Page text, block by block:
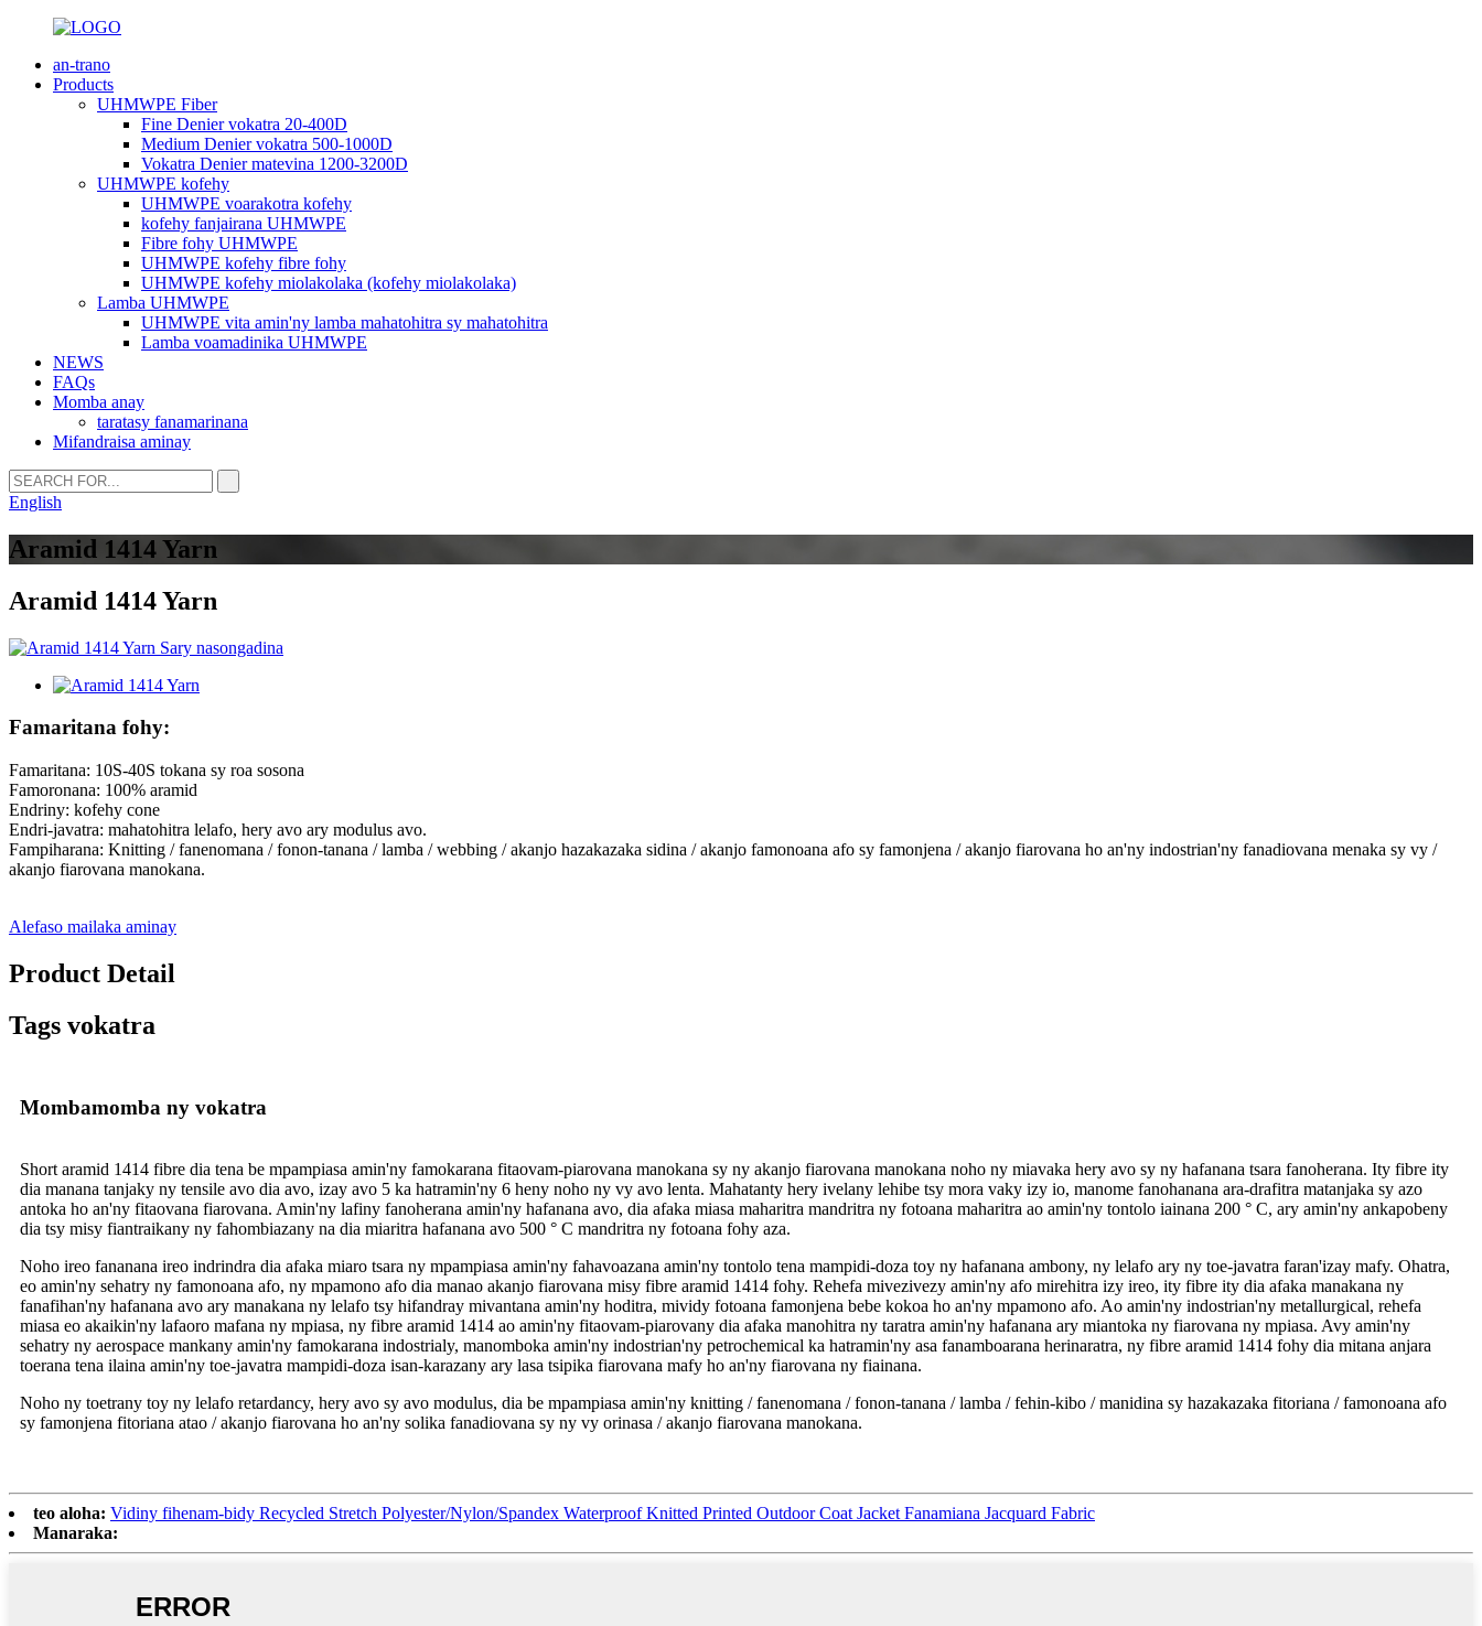
an-trano
Products
UHMWPE Fiber
Fine Denier vokatra 20-400D
Medium Denier vokatra 500-1000D
Vokatra Denier matevina 1200-3200D
UHMWPE kofehy
UHMWPE voarakotra kofehy
kofehy fanjairana UHMWPE
Fibre fohy UHMWPE
UHMWPE kofehy fibre fohy
UHMWPE kofehy miolakolaka (kofehy miolakolaka)
Lamba UHMWPE
UHMWPE vita amin'ny lamba mahatohitra sy mahatohitra
Lamba voamadinika UHMWPE
NEWS
FAQs
Momba anay
taratasy fanamarinana
Mifandraisa aminay
English
Aramid 1414 Yarn
Aramid 1414 Yarn
Famaritana fohy:
Famaritana: 10S-40S tokana sy roa sosona
Famoronana: 100% aramid
Endriny: kofehy cone
Endri-javatra: mahatohitra lelafo, hery avo ary modulus avo.
Fampiharana: Knitting / fanenomana / fonon-tanana / lamba / webbing / akanjo hazakazaka sidina / akanjo famonoana afo sy famonjena / akanjo fiarovana ho an'ny indostrian'ny fanadiovana menaka sy vy /
akanjo fiarovana manokana.
Alefaso mailaka aminay
Product Detail
Tags vokatra
Mombamomba ny vokatra
Short aramid 1414 fibre dia tena be mpampiasa amin'ny famokarana fitaovam-piarovana manokana sy ny akanjo fiarovana manokana noho ny miavaka hery avo sy ny hafanana tsara fanoherana. Ity fibre ity
dia manana tanjaky ny tensile avo dia avo, izay avo 5 ka hatramin'ny 6 heny noho ny vy avo lenta. Mahatanty hery ivelany lehibe tsy mora vaky izy io, manome fanohanana ara-drafitra matanjaka sy azo
antoka ho an'ny fitaovana fiarovana. Amin'ny lafiny fanoherana amin'ny hafanana avo, dia afaka miasa maharitra mandritra ny fotoana maharitra ao amin'ny tontolo iainana 200 ° C, ary amin'ny ankapobeny
dia tsy misy fiantraikany ny fahombiazany na dia miaritra hafanana avo 500 ° C mandritra ny fotoana fohy aza.
Noho ireo fananana ireo indrindra dia afaka miaro tsara ny mpampiasa amin'ny fahavoazana amin'ny tontolo tena mampidi-doza toy ny hafanana ambony, ny lelafo ary ny toe-javatra faran'izay mafy. Ohatra,
eo amin'ny sehatry ny famonoana afo, ny mpamono afo dia manao akanjo fiarovana misy fibre aramid 1414 fohy. Rehefa mivezivezy amin'ny afo mirehitra izy ireo, ity fibre ity dia afaka manakana ny
fanafihan'ny hafanana avo ary manakana ny lelafo tsy hifandray mivantana amin'ny hoditra, mividy fotoana famonjena bebe kokoa ho an'ny mpamono afo. Ao amin'ny indostrian'ny metallurgical, rehefa
miasa eo akaikin'ny lafaoro mafana ny mpiasa, ny fibre aramid 1414 ao amin'ny fitaovam-piarovany dia afaka manohitra ny taratra amin'ny hafanana ary miantoka ny fiarovana ny mpiasa. Avy amin'ny
sehatry ny aerospace mankany amin'ny famokarana indostrialy, manomboka amin'ny indostrian'ny petrochemical ka hatramin'ny asa fanamboarana herinaratra, ny fibre aramid 1414 fohy dia mitana anjara
toerana tena ilaina amin'ny toe-javatra mampidi-doza isan-karazany ary lasa tsipika fiarovana mafy ho an'ny fiarovana ny fiainana.
Noho ny toetrany toy ny lelafo retardancy, hery avo sy avo modulus, dia be mpampiasa amin'ny knitting / fanenomana / fonon-tanana / lamba / fehin-kibo / manidina sy hazakazaka fitoriana / famonoana afo
sy famonjena fitoriana atao / akanjo fiarovana ho an'ny solika fanadiovana sy ny vy orinasa / akanjo fiarovana manokana.
teo aloha: Vidiny fihenam-bidy Recycled Stretch Polyester/Nylon/Spandex Waterproof Knitted Printed Outdoor Coat Jacket Fanamiana Jacquard Fabric
Manaraka: